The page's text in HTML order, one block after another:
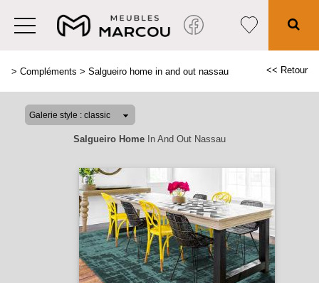
> Compléments > Salgueiro home in and out nassau << Retour
Salgueiro HomeIn And Out Nassau